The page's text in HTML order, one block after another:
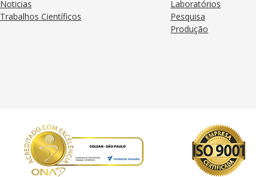
A
p
I
Noticias
Trabalhos Científicos
Laboratórios
Pesquisa
Produção